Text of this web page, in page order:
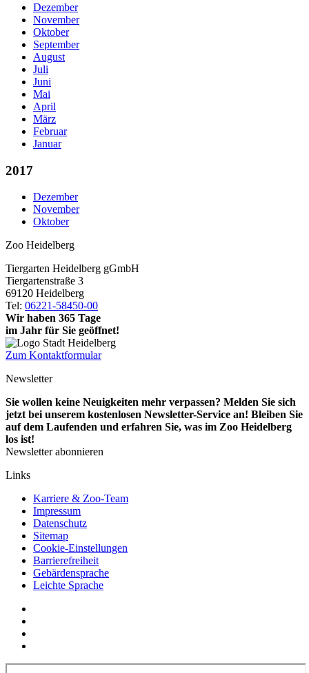
Dezember
November
Oktober
September
August
Juli
Juni
Mai
April
März
Februar
Januar
2017
Dezember
November
Oktober
Zoo Heidelberg
Tiergarten Heidelberg gGmbH
Tiergartenstraße 3
69120 Heidelberg
Tel: 06221-58450-00
Wir haben 365 Tage
im Jahr für Sie geöffnet!
Zum Kontaktformular
Newsletter
Sie wollen keine Neuigkeiten mehr verpassen? Melden Sie sich
jetzt bei unserem kostenlosen Newsletter-Service an! Bleiben Sie
auf dem Laufenden und erfahren Sie, was im Zoo Heidelberg
los ist!
Newsletter abonnieren
Links
Karriere & Zoo-Team
Impressum
Datenschutz
Sitemap
Cookie-Einstellungen
Barrierefreiheit
Gebärdensprache
Leichte Sprache
Social
Media